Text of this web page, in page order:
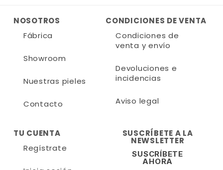
NOSOTROS
Fábrica
Showroom
Nuestras pieles
Contacto
CONDICIONES DE VENTA
Condiciones de
venta y envío
Devoluciones e
incidencias
Aviso legal
TU CUENTA
Regístrate
SUSCRÍBETE A LA
NEWSLETTER
SUSCRÍBETE
AHORA